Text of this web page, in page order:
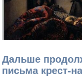
Дальше
письма крест-